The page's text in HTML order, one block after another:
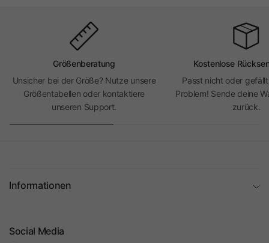
Größenberatung
Unsicher bei der Größe? Nutze unsere
Größentabellen oder kontaktiere
unseren Support.
Kostenlose
Passt nicht oder
Problem! Sende deine
zurück.
Informationen
Social Media